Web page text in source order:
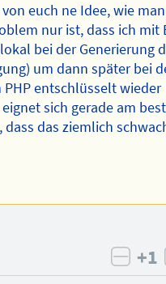
euch ne Idee, wie
nur ist, dass ich mit
bei der Generierung
um dann später bei
entschlüsselt wieder
sich gerade am
das ziemlich
+1